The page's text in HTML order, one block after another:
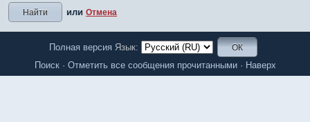
или Отмена
Полная версия Язык:
Поиск· Отметить все сообщения прочитанными· Наверх